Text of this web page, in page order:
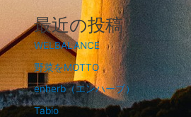
最近の投稿
WELBALANCE
野菜をMOTTO
enherb（エンハーブ）
Tabio